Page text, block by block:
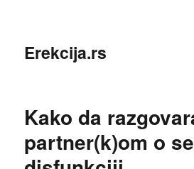
Erekcija.rs
Kako da
partner(k)om o